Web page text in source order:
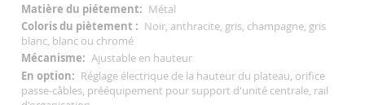
Métal
Noir, anthracite, gris, champagne, gris
blanc, blanc ou chromé
Ajustable en hauteur
Réglage électrique de la hauteur du plateau, orifice
passe-câbles, prééquipement pour support d'unité centrale, rail